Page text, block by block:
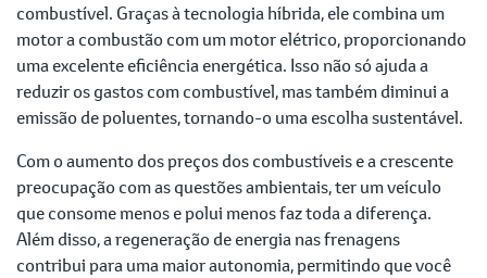
combustível. Graças à tecnologia híbrida, ele combina um
motor a combustão com um motor elétrico, proporcionando
uma excelente eficiência energética. Isso não só ajuda a
reduzir os gastos com combustível, mas também diminui a
emissão de poluentes, tornando-o uma escolha sustentável.
Com o aumento dos preços dos combustíveis e a crescente
preocupação com as questões ambientais, ter um veículo
que consome menos e polui menos faz toda a diferença.
Além disso, a regeneração de energia nas frenagens
contribui para uma maior autonomia, permitindo que você